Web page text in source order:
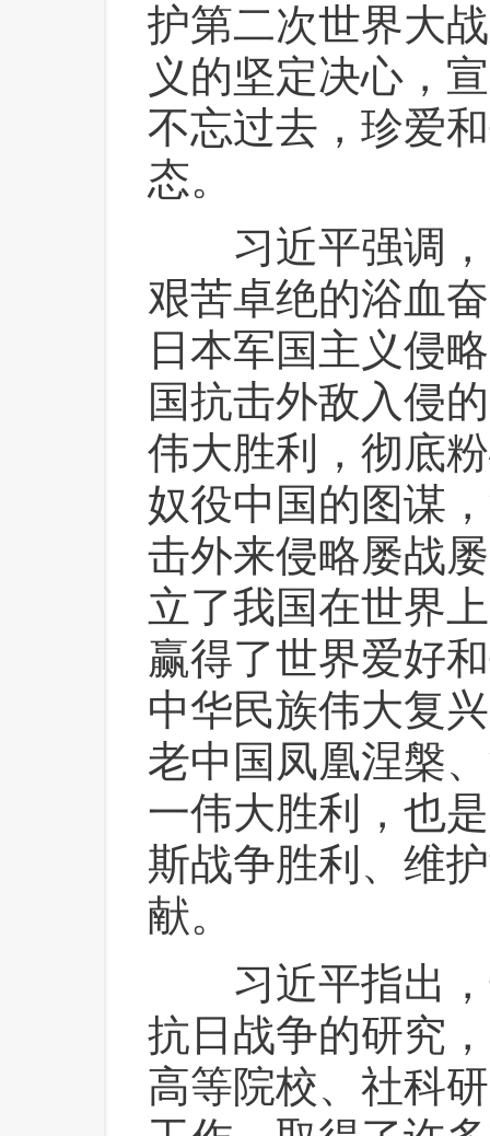
护第二次世界大
义的坚定决心，
不忘过去，珍爱
态。
习近平强调，
艰苦卓绝的浴血
日本军国主义侵
国抗击外敌入侵
伟大胜利，彻底
奴役中国的图谋
击外来侵略屡战
立了我国在世界
赢得了世界爱好
中华民族伟大复
老中国凤凰涅槃
一伟大胜利，也
斯战争胜利、维
献。
习近平指出，
抗日战争的研究
高等院校、社科